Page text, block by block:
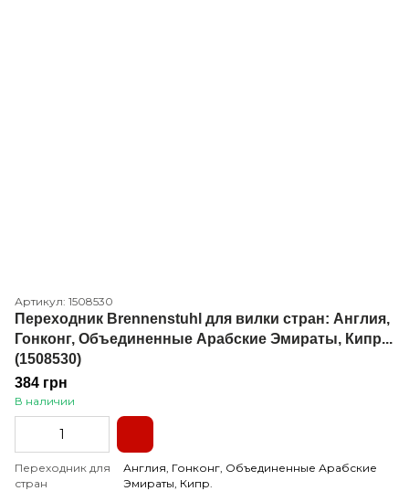
Артикул: 1508530
Переходник Brennenstuhl для вилки стран: Англия,
Гонконг, Объединенные Арабские Эмираты, Кипр...
(1508530)
384 грн
В наличии
Переходник для
стран
Англия, Гонконг, Объединенные Арабские
Эмираты, Кипр.